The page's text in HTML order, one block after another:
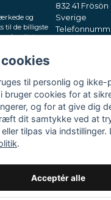
og
til de billigste
hurtigt
os!
832 41 Frösön
Sverige
Man-fre kl. 10-17
til personlig og ikke-
bruger cookies for at
og for at give dig
dit samtykke ved at
tilpas via
.
Acceptér alle